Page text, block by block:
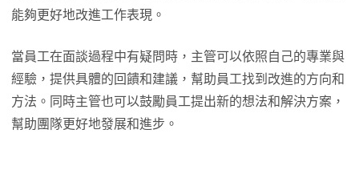
能夠更好地改進工作表現。
當員工在面談過程中有疑問時，主管可以依照自己的專業與
經驗，提供具體的回饋和建議，幫助員工找到改進的方向和
方法。同時主管也可以鼓勵員工提出新的想法和解決方案，
幫助團隊更好地發展和進步。